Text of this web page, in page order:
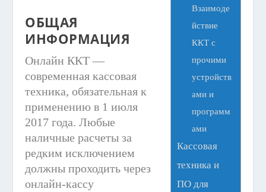
Взаимоде
йствие
ККТ с
прочими
устройств
ами и
программ
ами
Кассовая
техника и
ПО для
ОБЩАЯ
ИНФОРМАЦИЯ
Онлайн ККТ —
современная кассовая
техника, обязательная к
применению в 1 июля
2017 года. Любые
наличные расчеты за
редким исключением
должны проходить через
онлайн-кассу